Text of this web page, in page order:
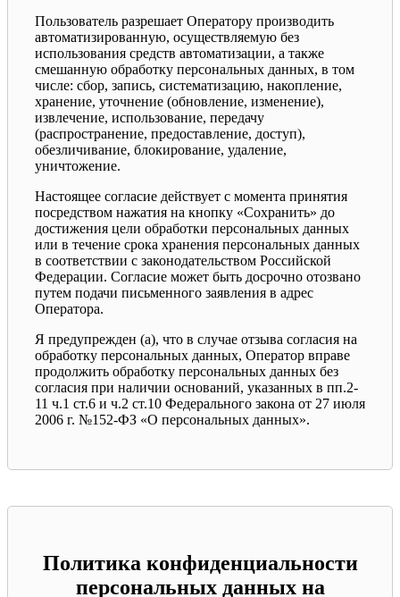
Пользователь разрешает Оператору производить
автоматизированную, осуществляемую без
использования средств автоматизации, а также
смешанную обработку персональных данных, в том
числе: сбор, запись, систематизацию, накопление,
хранение, уточнение (обновление, изменение),
извлечение, использование, передачу
(распространение, предоставление, доступ),
обезличивание, блокирование, удаление,
уничтожение.
Настоящее согласие действует с момента принятия
посредством нажатия на кнопку «Сохранить» до
достижения цели обработки персональных данных
или в течение срока хранения персональных данных
в соответствии с законодательством Российской
Федерации. Согласие может быть досрочно отозвано
путем подачи письменного заявления в адрес
Оператора.
Я предупрежден (а), что в случае отзыва согласия на
обработку персональных данных, Оператор вправе
продолжить обработку персональных данных без
согласия при наличии оснований, указанных в пп.2-
11 ч.1 ст.6 и ч.2 ст.10 Федерального закона от 27 июля
2006 г. №152-ФЗ «О персональных данных».
Политика конфиденциальности
персональных данных на